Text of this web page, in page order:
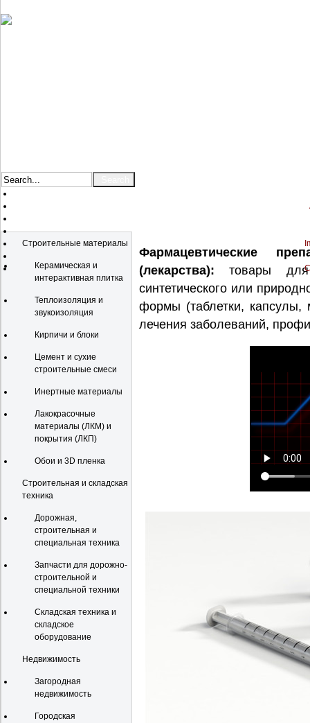
Строительные материалы
Керамическая и
интерактивная плитка
Теплоизоляция и
звукоизоляция
Кирпичи и блоки
Цемент и сухие
строительные смеси
Инертные материалы
Лакокрасочные
материалы (ЛКМ) и
покрытия (ЛКП)
Обои и 3D пленка
Строительная и складская
техника
Дорожная,
строительная и
специальная техника
Запчасти для дорожно-
строительной и
специальной техники
Складская техника и
складское
оборудование
Недвижимость
Загородная
недвижимость
Городская
Фармацевтические
(лекарства): товары для
синтетического или
формы (таблетки, капсулы,
лечения заболеваний,